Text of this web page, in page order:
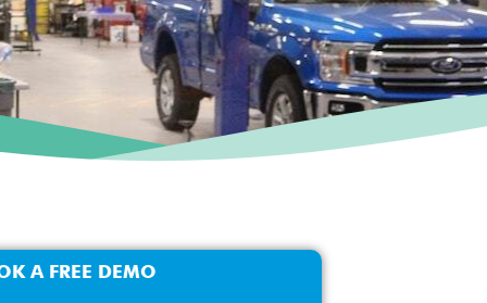
A FREE DEMO